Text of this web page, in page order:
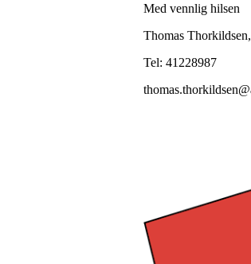
Med vennlig hilsen
Thomas
Tel: 41228987